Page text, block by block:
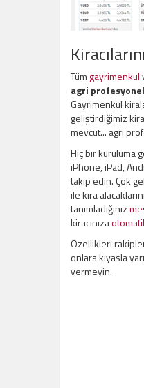
Tüm gayrimenkul
agri
Gayrimenkul
geliştirdiğimiz
mevcut... agri
Hiç bir kuruluma
iPhone, iPad,
takip edin. Çok
ile kira
tanımladığınız
kiracınıza
Özellikleri
onlara kıyasla
vermeyin.